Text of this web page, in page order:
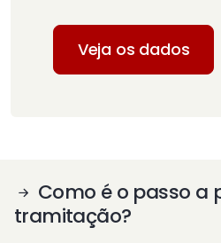
Veja os dados
Como é o passo a
tramitação?